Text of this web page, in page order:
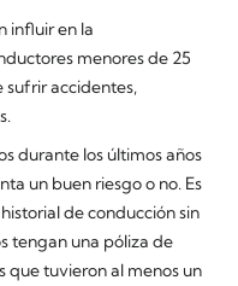
influir en la
menores de 25
accidentes,
durante los últimos años
un buen riesgo o no. Es
de conducción sin
tengan una póliza de
que tuvieron al menos un